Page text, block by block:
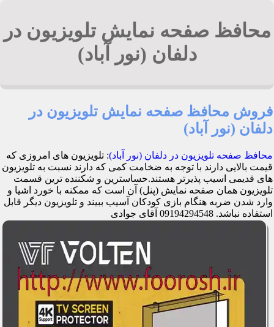
محافظ صفحه نمایش تلویزیون در
دلفان (نور آباد)
فروش محافظ صفحه نمایش تلویزیون در
دلفان (نور آباد)
محافظ صفحه تلویزیون در دلفان (نور آباد): تلویزیون های امروزی که
قیمت بالایی دارند با توجه به ضخامت کمی که دارند نسبت به تلویزیون
های قدیمی اسیب پذیرتر هستند.حساسترین و شکننده ترین قسمت
تلویزیون همان صفحه نمایش (پنل) آن است که ممکنه با خورد اشیا و
وارد شدن ضربه هنگام بازی کودکان آسیب ببیند و تلویزیون دیگر قابل
استفاده نباشد. 09194294548 آقای جوادی